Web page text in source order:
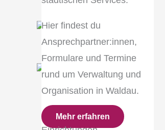
Hier findest du
Ansprechpartner:innen,
Formulare und Termine
rund um Verwaltung und
Organisation in Waldau.
Mehr erfahren